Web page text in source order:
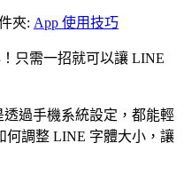
夾: App 使用技巧
只需一招就可以讓 LINE
過手機系統設定，都能輕
何調整 LINE 字體大小，讓